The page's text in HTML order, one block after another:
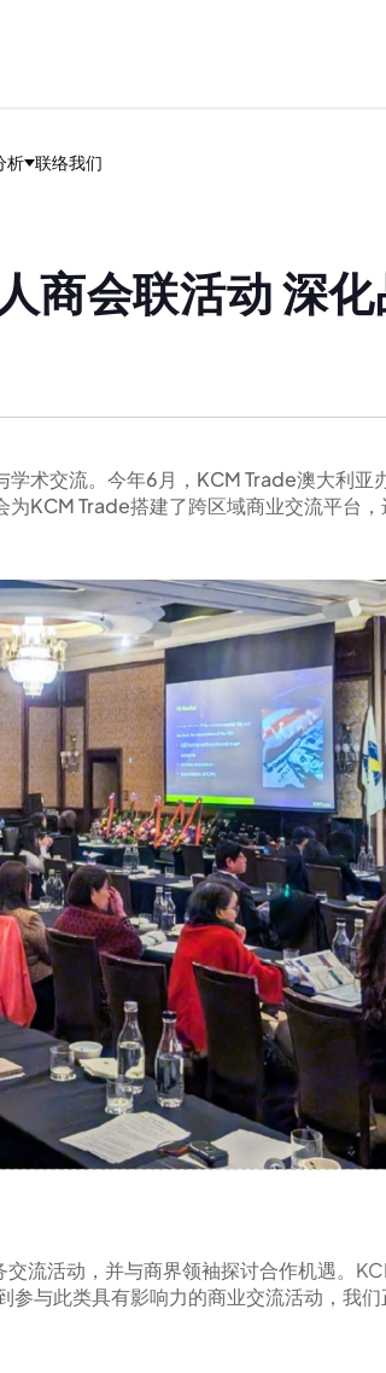
析 联络我们
商会联活动 深
术交流。今年6月，KCM Trade澳大利
KCM Trade搭建了跨区域商业交流平台，
流活动，并与商界领袖探讨合作机遇。
与此类具有影响力的商业交流活动，我